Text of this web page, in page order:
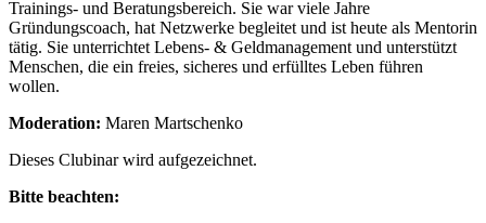
Trainings- und Beratungsbereich. Sie war viele Jahre
Gründungscoach, hat Netzwerke begleitet und ist heute als Mentorin
tätig. Sie unterrichtet Lebens- & Geldmanagement und unterstützt
Menschen, die ein freies, sicheres und erfülltes Leben führen
wollen.
Moderation: Maren Martschenko
Dieses Clubinar wird aufgezeichnet.
Bitte beachten: